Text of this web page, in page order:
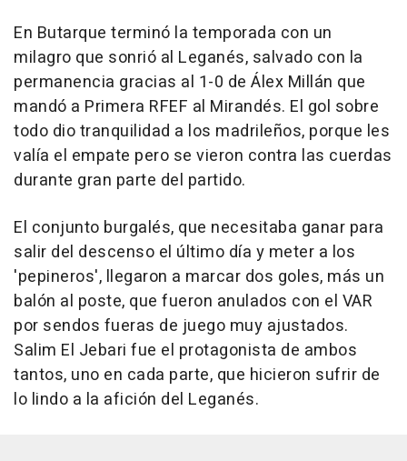
En Butarque terminó la temporada con un
milagro que sonrió al Leganés, salvado con la
permanencia gracias al 1-0 de Álex Millán que
mandó a Primera RFEF al Mirandés. El gol sobre
todo dio tranquilidad a los madrileños, porque les
valía el empate pero se vieron contra las cuerdas
durante gran parte del partido.
El conjunto burgalés, que necesitaba ganar para
salir del descenso el último día y meter a los
'pepineros', llegaron a marcar dos goles, más un
balón al poste, que fueron anulados con el VAR
por sendos fueras de juego muy ajustados.
Salim El Jebari fue el protagonista de ambos
tantos, uno en cada parte, que hicieron sufrir de
lo lindo a la afición del Leganés.